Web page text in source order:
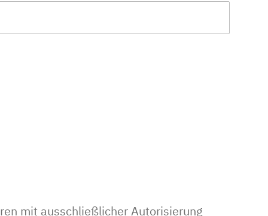
mit ausschließlicher Autorisierung